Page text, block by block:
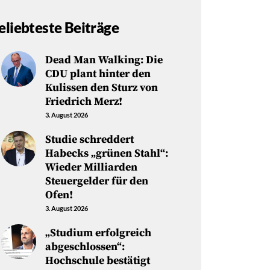
Beiträge
Dead Man Walking: Die
CDU plant hinter den
Kulissen den Sturz von
Friedrich Merz!
3. August 2026
Studie schreddert
Habecks „grünen Stahl“:
Wieder Milliarden
Steuergelder für den
Ofen!
3. August 2026
„Studium erfolgreich
abgeschlossen“:
Hochschule bestätigt